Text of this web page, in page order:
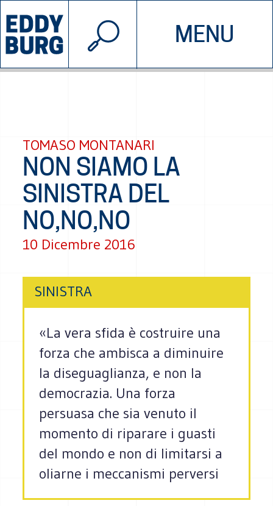
MENU
INIZIATIVE CHI SIAMO
© 2026 EDDYBURG
TOMASO MONTANARI
NON SIAMO LA
SINISTRA DEL
NO,NO,NO
10 Dicembre 2016
SINISTRA
«La vera sfida è costruire una
forza che ambisca a diminuire
la diseguaglianza, e non la
democrazia. Una forza
persuasa che sia venuto il
momento di riparare i guasti
del mondo e non di limitarsi a
oliarne i meccanismi perversi